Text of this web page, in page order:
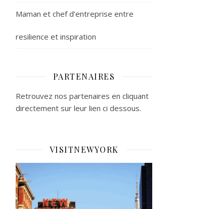
Maman et chef d’entreprise entre
resilience et inspiration
PARTENAIRES
Retrouvez nos partenaires en cliquant
directement sur leur lien ci dessous.
VISITNEWYORK